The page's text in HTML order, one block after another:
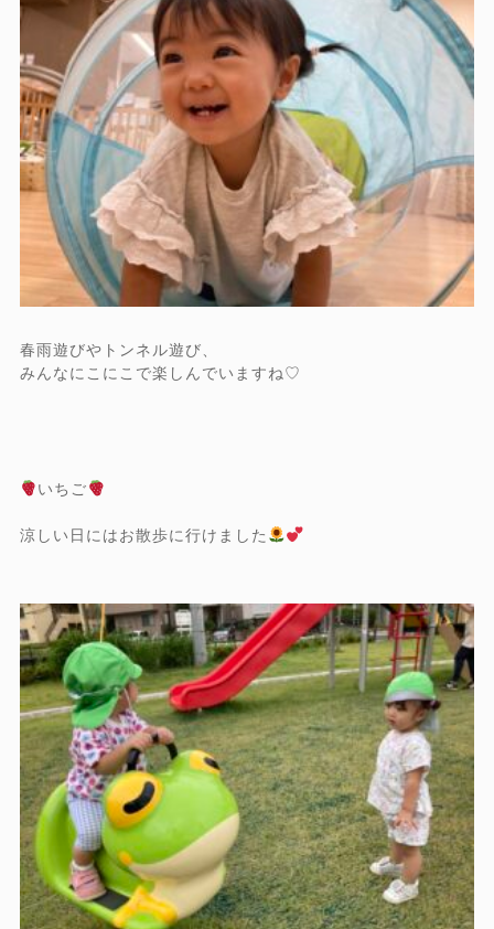
春雨遊びやトンネル遊び、
みんなにこにこで楽しんでいますね♡
いちご
涼しい日にはお散歩に行けました